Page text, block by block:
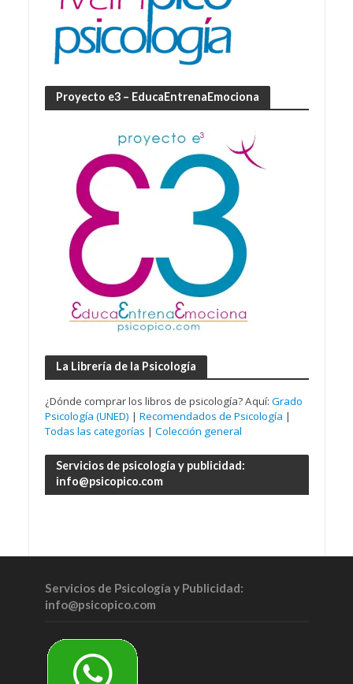
Proyecto e3 – EducaEntrenaEmociona
La Librería de la Psicología
¿Dónde comprar los libros de psicología? Aquí: Grado
Psicología (UNED) | Recomendados de Psicología |
Todas las categorías | Colección general
Servicios de psicología y publicidad:
info@psicopico.com
Servicios de Psicología y Publicidad:
info@psicopico.com